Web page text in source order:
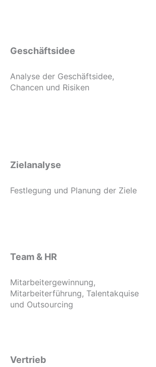
Geschäftsidee
Analyse der Geschäftsidee,
Chancen und Risiken
Zielanalyse
Festlegung und Planung der Ziele
Team & HR
Mitarbeitergewinnung,
Mitarbeiterführung, Talentakquise
und Outsourcing
Vertrieb